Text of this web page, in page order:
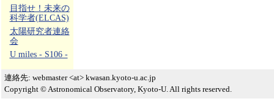
目指せ！未来の
科学者(ELCAS)
太陽研究者連絡
会
U miles - S106 -
連絡先: webmaster <at> kwasan.kyoto-u.ac.jp
Copyright © Astronomical Observatory, Kyoto-U. All rights reserved.